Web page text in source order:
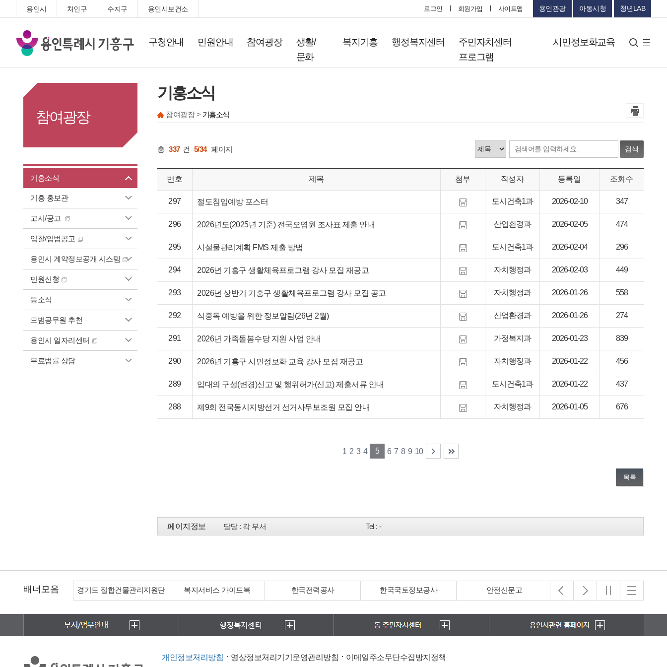
용인시 처인구 수지구 용인시보건소 로그인 회원가입 사이트맵 용인관광 아동시청 청년LAB
기
흥
구청안내 민원안내 참여광장
생활/
문화
복지기흥 행정복지센터
주민자치센터
프로그램
시민정보화교육 검색
사
트
참여광장
기흥소식
기흥 홍보관
고시/공고
입찰/입법공고
용인시 계약정보공개 시스템
민원신청
동소식
모범공무원 추천
용인시 일자리센터
무료법률 상담
기흥소식
참여광장 > 기흥소식
총 337 건 5/34 페이지 검색
번호 제목 첨부 작성자 등록일 조회수
297 절도침입예방 포스터 도시건축1과 2026-02-10 347
296 2026년도(2025년 기준) 전국오염원 조사표 제출 안내 산업환경과 2026-02-05 474
295 시설물관리계획 FMS 제출 방법 도시건축1과 2026-02-04 296
294 2026년 기흥구 생활체육프로그램 강사 모집 재공고 자치행정과 2026-02-03 449
293 2026년 상반기 기흥구 생활체육프로그램 강사 모집 공고 자치행정과 2026-01-26 558
292 식중독 예방을 위한 정보알림(26년 2월) 산업환경과 2026-01-26 274
291 2026년 가족돌봄수당 지원 사업 안내 가정복지과 2026-01-23 839
290 2026년 기흥구 시민정보화 교육 강사 모집 재공고 자치행정과 2026-01-22 456
289 입대의 구성(변경)신고 및 행위허가(신고) 제출서류 안내 도시건축1과 2026-01-22 437
288 제9회 전국동시지방선거 선거사무보조원 모집 안내 자치행정과 2026-01-05 676
1 2 3 4 5 6 7 8 9 10
목록
페이지정보 담당: 각 부서 Tel: -
배너모음 경기도 집합건물관리지원단 복지서비스 가이드북 한국전력공사 한국국토정보공사 안전신문고 아동보호전문기관
개인정보처리방침 영상정보처리기기운영관리방침 이메일주소무단수집방지정책